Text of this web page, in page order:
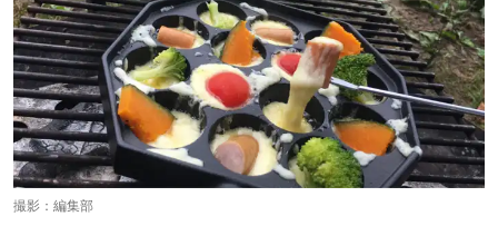
撮影：編集部